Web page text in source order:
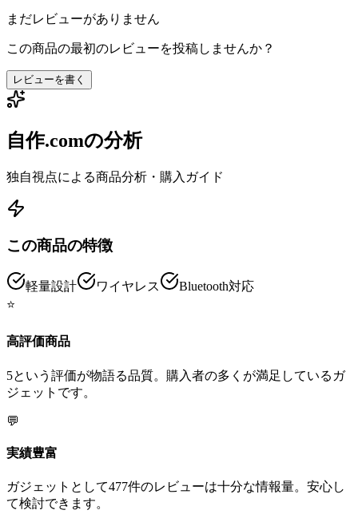
まだレビューがありません
この商品の最初のレビューを投稿しませんか？
レビューを書く
自作.comの分析
独自視点による商品分析・購入ガイド
この商品の特徴
軽量設計 ワイヤレス
Bluetooth対応
⭐
高評価商品
5という評価が物語る品質。購入者の多くが満足しているガ
ジェットです。
💬
実績豊富
ガジェットとして477件のレビューは十分な情報量。安心し
て検討できます。